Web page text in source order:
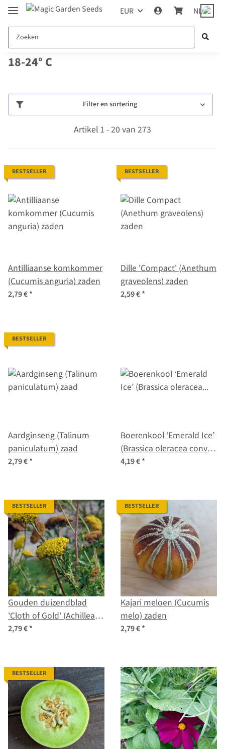
EUR NL
18-24° C
Filter en sortering
Artikel 1 - 20 van 273
BESTSELLER
Antilliaanse komkommer
(Cucumis anguria) zaden
2,79 €*
BESTSELLER
Dille 'Compact' (Anethum
graveolens) zaden
2,59 €*
BESTSELLER
Aardginseng (Talinum
paniculatum) zaad
2,79 €*
Boerenkool ‘Emerald Ice’
(Brassica oleracea convar.
acephala var. sabellica)
4,19 €*
BESTSELLER
Gouden duizendblad
'Cloth of Gold' (Achillea
filipendulina) zaad
2,79 €*
BESTSELLER
Kajari meloen (Cucumis
melo) zaden
2,79 €*
BESTSELLER